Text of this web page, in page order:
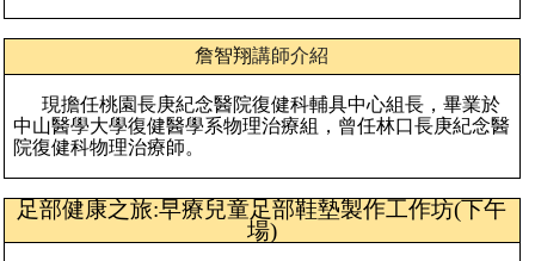
詹智翔講師介紹
現擔任桃園長庚紀念醫院復健科輔具中心組長，畢業於
中山醫學大學復健醫學系物理治療組，曾任林口長庚紀念醫
院復健科物理治療師。
足部健康之旅:早療兒童足部鞋墊製作工作坊(下午
場)